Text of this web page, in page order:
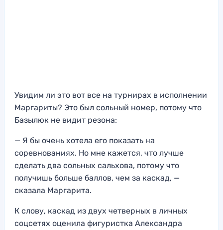
Увидим ли это вот все на турнирах в исполнении
Маргариты? Это был сольный номер, потому что
Базылюк не видит резона:
— Я бы очень хотела его показать на
соревнованиях. Но мне кажется, что лучше
сделать два сольных сальхова, потому что
получишь больше баллов, чем за каскад, —
сказала Маргарита.
К слову, каскад из двух четверных в личных
соцсетях оценила фигуристка Александра